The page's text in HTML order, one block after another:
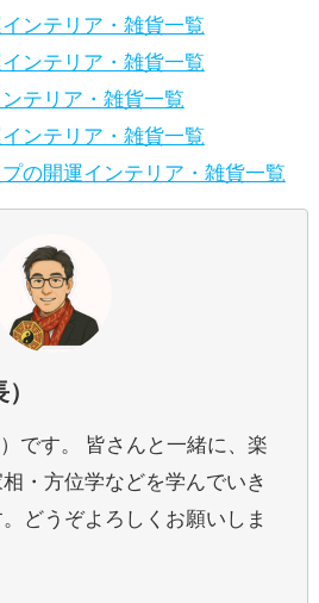
ンテリア・雑貨一覧
ンテリア・雑貨一覧
テリア・雑貨一覧
ンテリア・雑貨一覧
の開運インテリア・雑貨一覧
です。 皆さんと一緒に、楽
・方位学などを学んでいき
どうぞよろしくお願いしま